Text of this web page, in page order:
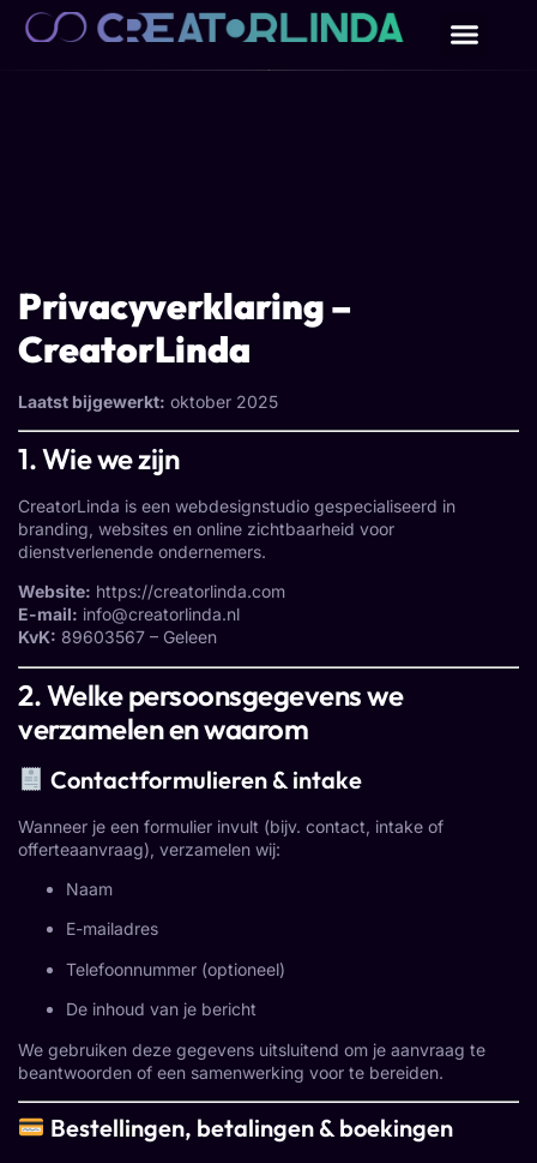
Privacyverklaring –
CreatorLinda
Laatst bijgewerkt: oktober 2025
1. Wie we zijn
CreatorLinda is een webdesignstudio gespecialiseerd in
branding, websites en online zichtbaarheid voor
dienstverlenende ondernemers.
Website: https://creatorlinda.com
E-mail: info@creatorlinda.nl
KvK: 89603567 – Geleen
2. Welke persoonsgegevens we
verzamelen en waarom
Contactformulieren & intake
Wanneer je een formulier invult (bijv. contact, intake of
offerteaanvraag), verzamelen wij:
Naam
E-mailadres
Telefoonnummer (optioneel)
De inhoud van je bericht
We gebruiken deze gegevens uitsluitend om je aanvraag te
beantwoorden of een samenwerking voor te bereiden.
Bestellingen, betalingen & boekingen